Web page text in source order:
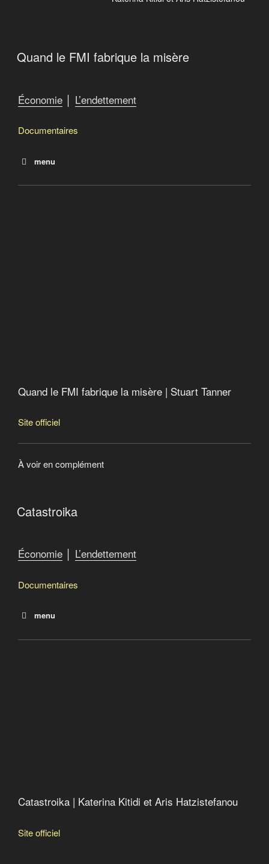
Quand le FMI fabrique la misère
Économie │ L’endettement
Documentaires
menu
Quand le FMI fabrique la misère | Stuart Tanner
Site officiel
À voir en complément
Catastroika
Économie │ L’endettement
Documentaires
menu
Catastroika | Katerina Kitidi et Aris Hatzistefanou
Site officiel